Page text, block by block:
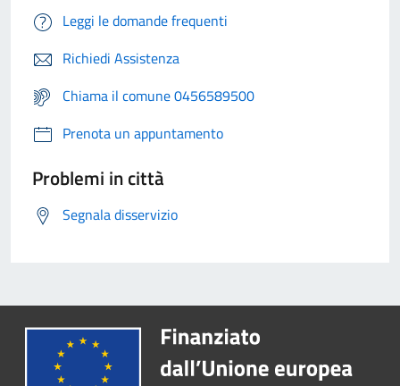
Leggi le domande frequenti
Richiedi Assistenza
Chiama il comune 0456589500
Prenota un appuntamento
Problemi in città
Segnala disservizio